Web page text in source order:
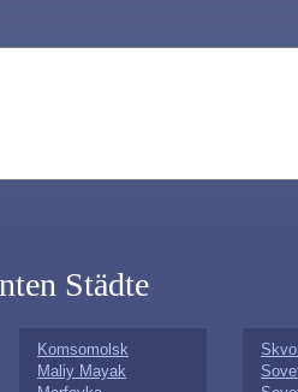
Städte
Komsomolsk
Maliy Mayak